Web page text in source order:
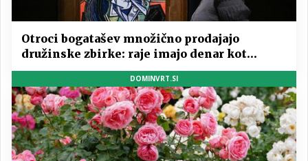
Otroci bogatašev množično prodajajo
družinske zbirke: raje imajo denar kot
umetnine
DOMINVRT.SI